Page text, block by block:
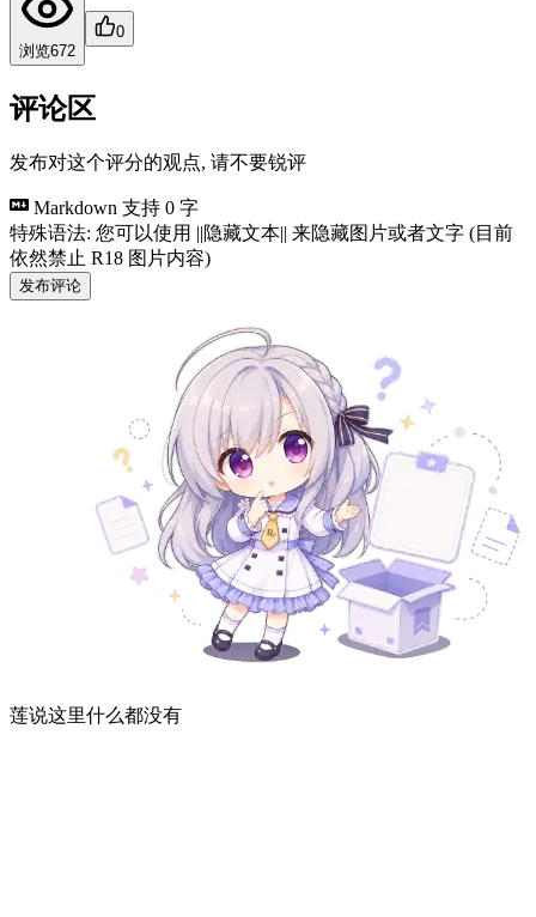
浏览672
0
评论区
发布对这个评分的观点, 请不要锐评
Markdown 支持 0 字
特殊语法: 您可以使用 ||隐藏文本|| 来隐藏图片或者文字 (目前
依然禁止 R18 图片内容)
发布评论
莲说这里什么都没有